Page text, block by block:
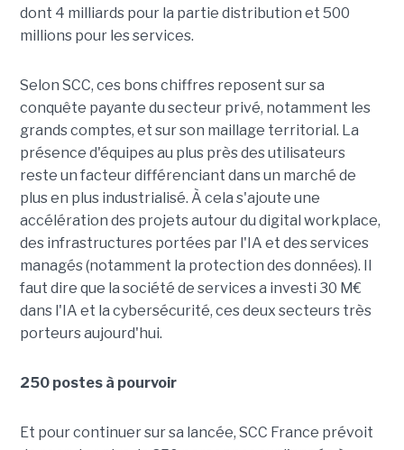
dont 4 milliards pour la partie distribution et 500
millions pour les services.
Selon SCC, ces bons chiffres reposent sur sa
conquête payante du secteur privé, notamment les
grands comptes, et sur son maillage territorial. La
présence d'équipes au plus près des utilisateurs
reste un facteur différenciant dans un marché de
plus en plus industrialisé. À cela s'ajoute une
accélération des projets autour du digital workplace,
des infrastructures portées par l'IA et des services
managés (notamment la protection des données). Il
faut dire que la société de services a investi 30 M€
dans l'IA et la cybersécurité, ces deux secteurs très
porteurs aujourd'hui.
250 postes à pourvoir
Et pour continuer sur sa lancée, SCC France prévoit